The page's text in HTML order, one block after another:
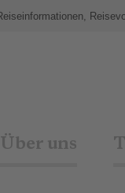
Über uns